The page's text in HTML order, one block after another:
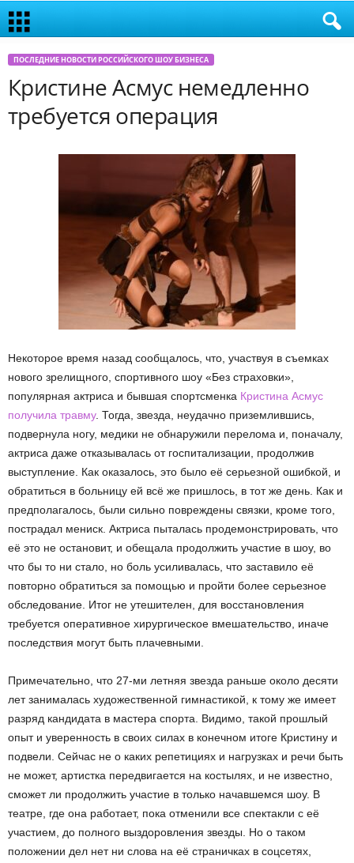
ПОСЛЕДНИЕ НОВОСТИ РОССИЙСКОГО ШОУ БИЗНЕСА
Кристине Асмус немедленно
требуется операция
Некоторое время назад сообщалось, что, участвуя в съемках
нового зрелищного, спортивного шоу «Без страховки»,
популярная актриса и бывшая спортсменка Кристина Асмус
получила травму. Тогда, звезда, неудачно приземлившись,
подвернула ногу, медики не обнаружили перелома и, поначалу,
актриса даже отказывалась от госпитализации, продолжив
выступление. Как оказалось, это было её серьезной ошибкой, и
обратиться в больницу ей всё же пришлось, в тот же день. Как и
предполагалось, были сильно повреждены связки, кроме того,
пострадал мениск. Актриса пыталась продемонстрировать, что
её это не остановит, и обещала продолжить участие в шоу, во
что бы то ни стало, но боль усиливалась, что заставило её
повторно обратиться за помощью и пройти более серьезное
обследование. Итог не утешителен, для восстановления
требуется оперативное хирургическое вмешательство, иначе
последствия могут быть плачевными.
Примечательно, что 27-ми летняя звезда раньше около десяти
лет занималась художественной гимнастикой, к тому же имеет
разряд кандидата в мастера спорта. Видимо, такой прошлый
опыт и уверенность в своих силах в конечном итоге Кристину и
подвели. Сейчас не о каких репетициях и нагрузках и речи быть
не может, артистка передвигается на костылях, и не известно,
сможет ли продолжить участие в только начавшемся шоу. В
театре, где она работает, пока отменили все спектакли с её
участием, до полного выздоровления звезды. Но о таком
положении дел нет ни слова на её страничках в соцсетях,